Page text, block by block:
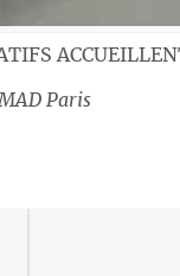
Paris